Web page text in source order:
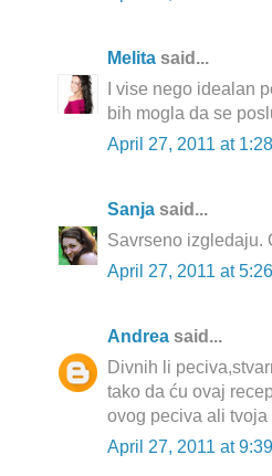
Melita said...
I vise nego idealan
bih mogla da se
April 27, 2011 at
Sanja said...
Savrseno izgledaju.
April 27, 2011 at
Andrea said...
Divnih li
tako da ću ovaj
ovog peciva ali
April 27, 2011 at